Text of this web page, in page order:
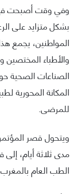
وفي وقت أصبحت فيه
بشكل متزايد على
المواطنين، يجمع
والأطباء
الصناعات الصحية
المكانة المحورية
للمرضى.
ويتحول قصر
مدى ثلاثة أيام،
الطب العام